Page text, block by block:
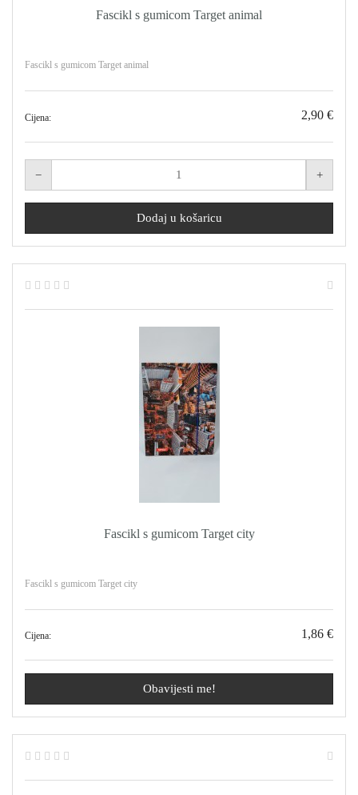
Fascikl s gumicom Target animal
Fascikl s gumicom Target animal
Cijena: 2,90 €
Fascikl s gumicom Target city
Fascikl s gumicom Target city
Cijena: 1,86 €
Obavijesti me!